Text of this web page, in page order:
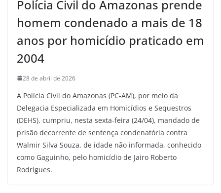
Polícia Civil do Amazonas prende
homem condenado a mais de 18
anos por homicídio praticado em
2004
28 de abril de 2026
A Polícia Civil do Amazonas (PC-AM), por meio da
Delegacia Especializada em Homicídios e Sequestros
(DEHS), cumpriu, nesta sexta-feira (24/04), mandado de
prisão decorrente de sentença condenatória contra
Walmir Silva Souza, de idade não informada, conhecido
como Gaguinho, pelo homicídio de Jairo Roberto
Rodrigues.